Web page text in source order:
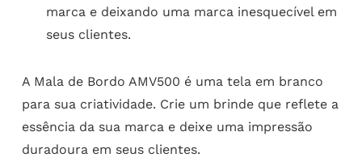
marca e deixando uma marca inesquecível em
seus clientes.
A Mala de Bordo AMV500 é uma tela em branco
para sua criatividade. Crie um brinde que reflete a
essência da sua marca e deixe uma impressão
duradoura em seus clientes.